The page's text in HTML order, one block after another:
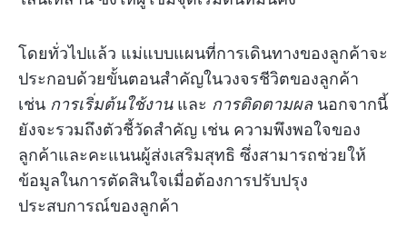
โดยทั่วไปแล้ว แม่แบบแผนที่การเดินทางของลูกค้าจะ
ประกอบด้วยขั้นตอนสำคัญในวงจรชีวิตของลูกค้า
เช่น การเริ่มต้นใช้งานและ การติดตามผลนอกจากนี้
ยังจะรวมถึงตัวชี้วัดสำคัญ เช่น ความพึงพอใจของ
ลูกค้าและคะแนนผู้ส่งเสริมสุทธิ ซึ่งสามารถช่วยให้
ข้อมูลในการตัดสินใจเมื่อต้องการปรับปรุง
ประสบการณ์ของลูกค้า